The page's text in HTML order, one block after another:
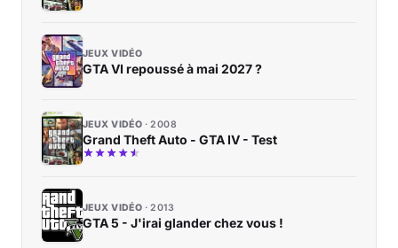
JEUX VIDÉO
GTA VI repoussé à mai 2027 ?
JEUX VIDÉO 2008
Grand Theft Auto - GTA IV - Test
JEUX VIDÉO 2013
GTA 5 - J'irai glander chez vous !